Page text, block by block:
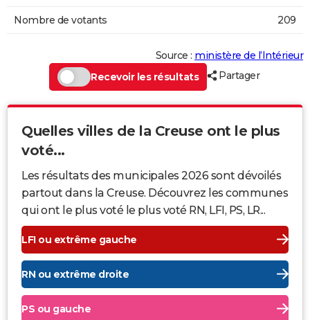
Nombre de votants 209
Source : ministère de l’Intérieur
Recevoir les résultats
Partager
Quelles villes de la Creuse ont le plus
voté...
Les résultats des municipales 2026 sont dévoilés
partout dans la Creuse. Découvrez les communes
qui ont le plus voté le plus voté RN, LFI, PS, LR...
LFI ou extrême gauche
RN ou extrême droite
PS ou gauche